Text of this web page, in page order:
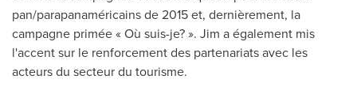
pan/parapanaméricains de2015 et, dernièrement, la
campagne primée « Où suis-je? ». Jim a également mis
l'accent sur le renforcement des partenariats avec les
acteurs du secteur du tourisme.